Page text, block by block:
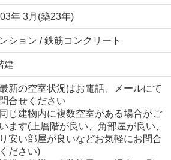
年 3月(築23年)
ション / 鉄筋コンクリート
建
最新の空室状況はお電話、メールにて
合せください
同じ建物内に複数空室がある場合がご
ます(上層階が良い、角部屋が良い、
安い部屋が良いなどお気軽にお問合
ださい)